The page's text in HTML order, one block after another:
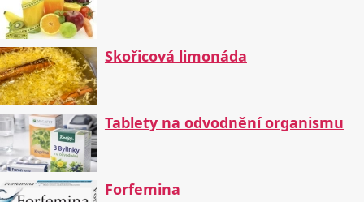
Skořicová limonáda
Tablety na odvodnění organismu
Forfemina